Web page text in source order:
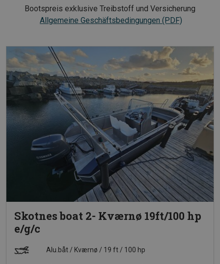
Bootspreis exklusive Treibstoff und Versicherung
Allgemeine Geschäftsbedingungen (PDF)
Skotnes boat 2- Kværnø 19ft/100 hp
e/g/c
Alu.båt Kværnø 19 ft 100 hp